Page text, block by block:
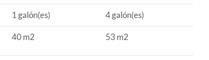
1 galón(es) 4 galón(es)
40 m2 53 m2